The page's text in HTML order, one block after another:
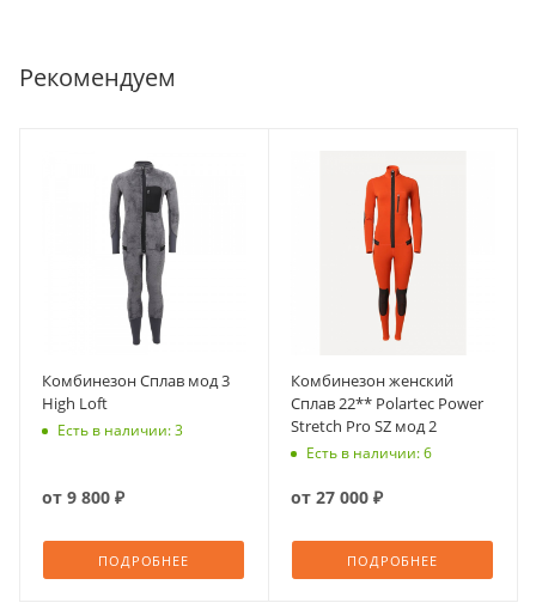
Рекомендуем
Комбинезон Сплав мод 3
High Loft
Есть в наличии: 3
от 9 800 ₽
ПОДРОБНЕЕ
Комбинезон женский
Сплав 22** Polartec Power
Stretch Pro SZ мод 2
Есть в наличии: 6
от 27 000 ₽
ПОДРОБНЕЕ